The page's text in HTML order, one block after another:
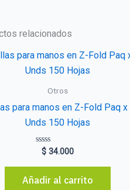
relacionados
Otros
para manos en Z-Fold Paq x
Unds 150 Hojas
Valorado
con
0
5
$ 34.000
Añadir al carrito